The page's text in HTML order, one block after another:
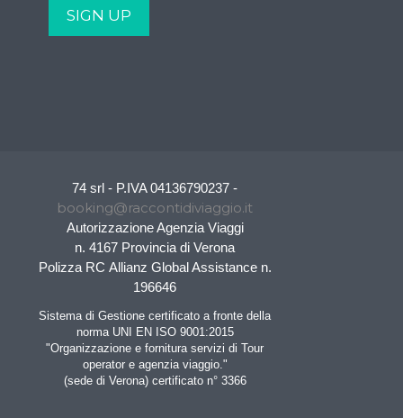
74 srl - P.IVA 04136790237 -
booking@raccontidiviaggio.it
Autorizzazione Agenzia Viaggi
n. 4167 Provincia di Verona
Polizza RC Allianz Global Assistance n.
196646
Sistema di Gestione certificato a fronte della
norma UNI EN ISO 9001:2015
"Organizzazione e fornitura servizi di Tour
operator e agenzia viaggio."
(sede di Verona) certificato n° 3366